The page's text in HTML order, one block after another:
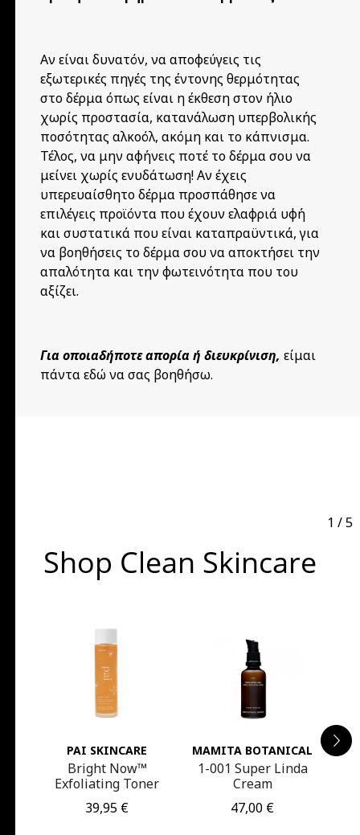
Αν είναι δυνατόν, να αποφεύγεις τις
εξωτερικές πηγές της έντονης θερμότητας
στο δέρμα όπως είναι η έκθεση στον ήλιο
χωρίς προστασία, κατανάλωση υπερβολικής
ποσότητας αλκοόλ, ακόμη και το κάπνισμα.
Τέλος, να μην αφήνεις ποτέ το δέρμα σου να
μείνει χωρίς ενυδάτωση! Αν έχεις
υπερευαίσθητο δέρμα προσπάθησε να
επιλέγεις προϊόντα που έχουν ελαφριά υφή
και συστατικά που είναι καταπραϋντικά, για
να βοηθήσεις το δέρμα σου να αποκτήσει την
απαλότητα και την φωτεινότητα που του
αξίζει.
Για οποιαδήποτε απορία ή διευκρίνιση, είμαι
πάντα εδώ να σας βοηθήσω.
Shop Clean Skincare
1 /5
PAI SKINCARE
Bright Now™
Exfoliating Toner
Τιμή
39,95 €
MAMITA BOTANICAL
1-001 Super Linda
Cream
Τιμή
47,00 €